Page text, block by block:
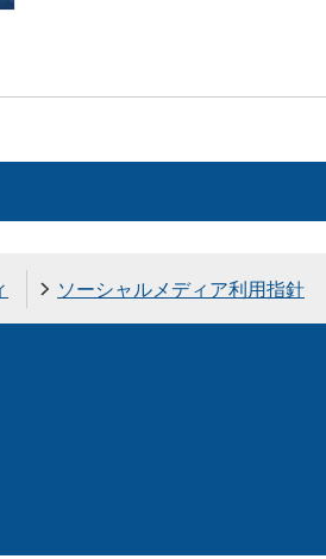
ソーシャルメディア利用指針